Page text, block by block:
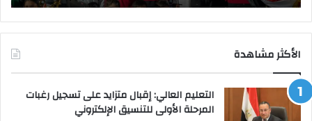
الأكثر مشاهدة
التعليم العالي: إقبال متزايد على تسجيل رغبات
المرحلة الأولى للتنسيق الإلكتروني